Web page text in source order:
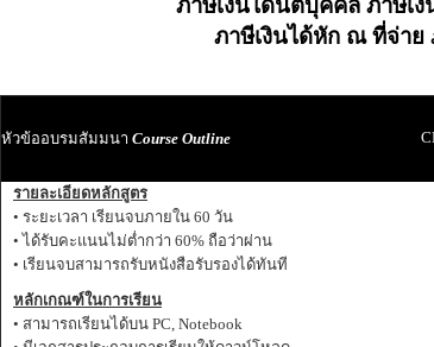
ภาษีเงินได้นิติบุคคล ภาษีเ
ภาษีเงินได้หัก ณ ที่จ่าย
หัวข้ออบรมสัมมนา Course Outline
รายละเอียดหลักสูตร
• ระยะเวลา เรียนจบภายใน 60 วัน
• ได้รับคะแนนไม่ต่ำกว่า 60% ถือว่าผ่าน
• เรียนจบสามารถรับหนังสือรับรองได้ทันที
หลักเกณฑ์ในการเรียน
• สามารถเรียนได้บน PC, Notebook